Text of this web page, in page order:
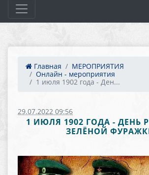
Главная
МЕРОПРИЯТИЯ
Онлайн - мероприятия
1 июля 1902 года - Ден...
29.07.2022 09:56
1 ИЮЛЯ 1902 ГОДА - ДЕНЬ
ЗЕЛЁНОЙ